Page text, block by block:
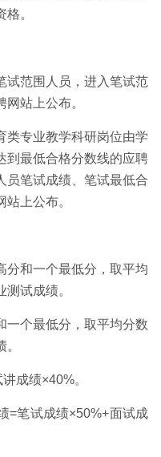
。
试范围人员，进入笔试范
站上公布。
类专业教学科研岗位由学
到最低合格分数线的应聘
员笔试成绩、笔试最低合
上公布。
分和一个最低分，取平均
试成绩。
一个最低分，取平均分数
成绩×40%。
=笔试成绩×50%+面试成